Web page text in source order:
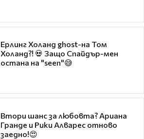
Ерлинг Холанд ghost-на Том
Холанд?! 💀 Защо Спайдър-мен
остана на "seen"😅
Втори шанс за любовта? Ариана
Гранде и Рики Алварес отново
заедно!😍